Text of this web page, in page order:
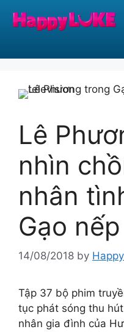
Lê
nhìn
nhân
Gạo
14/08/2018 by
Tập 37 bộ phim
tục phát sóng thu
nhân gia đình của